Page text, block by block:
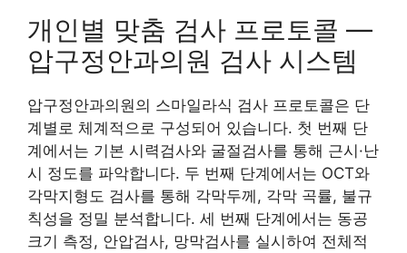
개인별 맞춤 검사 프로토콜 —
압구정안과의원 검사 시스템
압구정안과의원의 스마일라식 검사 프로토콜은 단
계별로 체계적으로 구성되어 있습니다. 첫 번째 단
계에서는 기본 시력검사와 굴절검사를 통해 근시·난
시 정도를 파악합니다. 두 번째 단계에서는 OCT와
각막지형도 검사를 통해 각막두께, 각막 곡률, 불규
칙성을 정밀 분석합니다. 세 번째 단계에서는 동공
크기 측정, 안압검사, 망막검사를 실시하여 전체적